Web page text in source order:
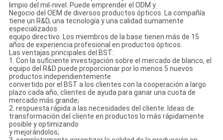
limpio del mil-nivel. Puede emprender el ODM y
Negocio del OEM de diversos productos ópticos. La compañía
tiene un R&D, una tecnología y una calidad sumamente
especializados
equipo directivo. Los miembros de la base tienen más de 15
años de experiencia profesional en productos ópticos.
Las ventajas principales del BST:
1. Con la suficiente investigación sobre el mercado de blanco, el
equipo del R&D puede proporcionar por lo menos 5 nuevos
productos independientemente
convertido por el BST a los clientes con la cooperación a largo
plazo cada año, clientes de ayuda para ganar una cuota de
mercado más grande;
2. respuesta rápida a las necesidades del cliente. Ideas de
transformación del cliente en productos lo más rápidamente
posible y optimizando
y mejorándolos;